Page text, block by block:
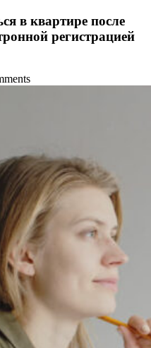
в квартире после
регистрацией